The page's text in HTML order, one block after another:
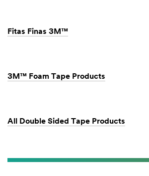
Fitas Finas 3M™
3M™ Foam Tape Products
All Double Sided Tape Products